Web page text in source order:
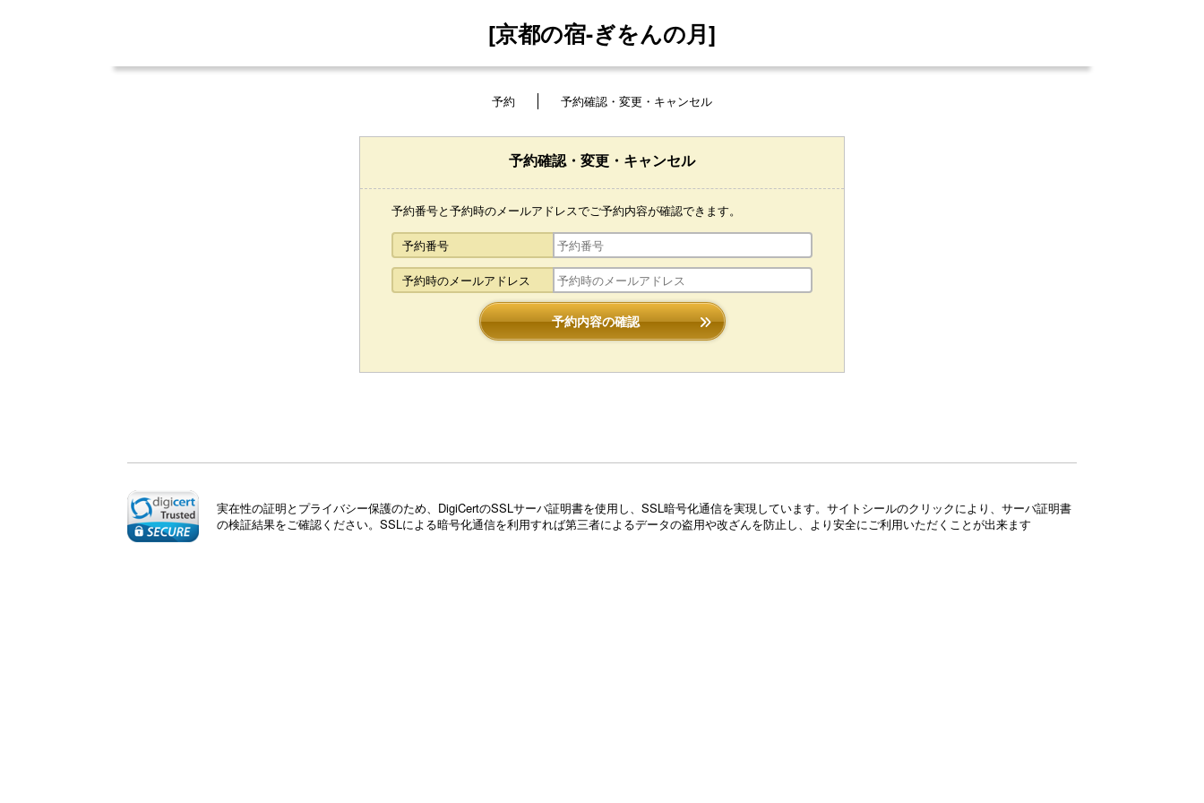
[京都の宿-ぎをんの月]
予約 予約確認・変更・キャンセル
予約確認・変更・キャンセル
予約番号と予約時のメールアドレスでご予約内容が確認できます。
予約番号
予約時のメールアドレス
予約内容の確認
実在性の証明とプライバシー保護のため、DigiCertのSSLサーバ証明書を使用し、SSL暗号化通信を実現しています。サイトシールのクリックにより、サーバ証明書
の検証結果をご確認ください。SSLによる暗号化通信を利用すれば第三者によるデータの盗用や改ざんを防止し、より安全にご利用いただくことが出来ます